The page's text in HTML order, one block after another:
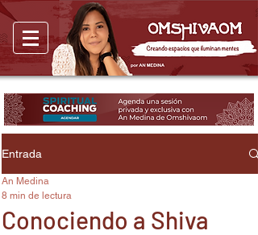
Entrada
Conociendo a Shiva
An Medina
8 min de lectura